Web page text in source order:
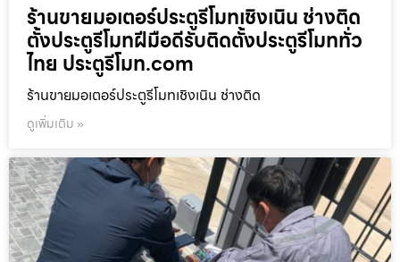
ร้านขายมอเตอร์ประตูรีโมทเชิงเนิน ช่างติด
ตั้งประตูรีโมทฝีมือดีรับติดตั้งประตูรีโมททั่ว
ไทย ประตูรีโมท.com
ร้านขายมอเตอร์ประตูรีโมทเชิงเนิน ช่างติด
ดูเพิ่มเติม »